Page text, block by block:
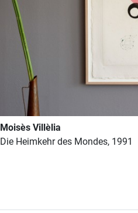
Moisès Villèlia
Die Heimkehr des Mondes, 1991